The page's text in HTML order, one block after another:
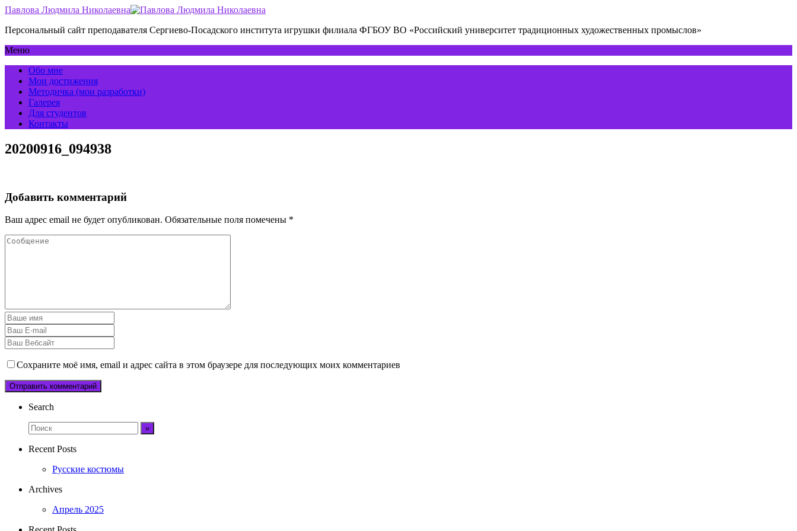
Павлова Людмила Николаевна
Персональный сайт преподавателя Сергиево-Посадского института игрушки филиала ФГБОУ ВО «Российский университет традиционных художественных промыслов»
Меню
Обо мне
Мои достижения
Методичка (мои разработки)
Галерея
Для студентов
Контакты
20200916_094938
Добавить комментарий
Ваш адрес email не будет опубликован. Обязательные поля помечены *
Сохраните моё имя, email и адрес сайта в этом браузере для последующих моих комментариев
Search
Recent Posts
Русские костюмы
Archives
Апрель 2025